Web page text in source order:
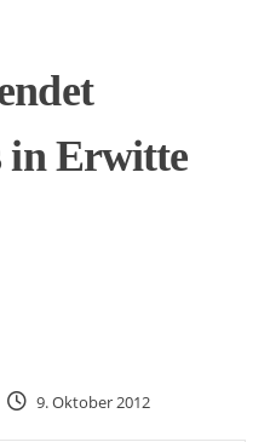
in Erwitte
9. Oktober 2012